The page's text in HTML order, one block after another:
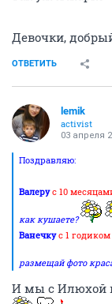
Девочки,
ОТВЕТИТЬ
lemik
activist
03 апреля
Поздравляю:
Валерус 10
как кушаете?
Ванечкус 1
размещай фото
И мы с Илюхой